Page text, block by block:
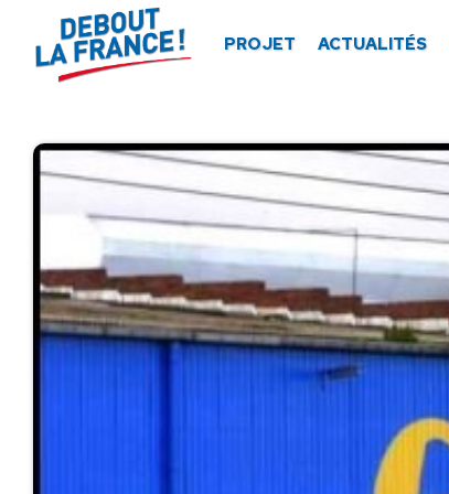
PROJET ACTUALITÉS
Panneau de gestion des cookies